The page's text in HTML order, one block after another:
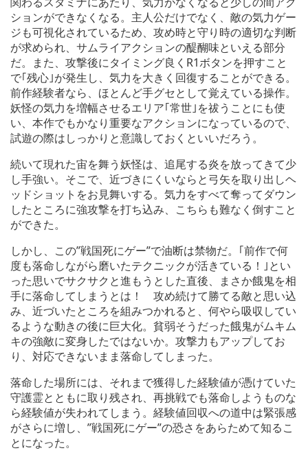
ションができなくなる。主人公だけでなく、敵の気力ゲー
ジも可視化されているため、攻め時と守り時の適切な判断
が求められ、サムライアクションの醍醐味といえる部分
だ。また、攻撃後にタイミング良くR1ボタンを押すこと
で｢残心｣が発生し、気力を大きく回復することができる。
前作経験者なら、ほとんど手グセとして覚えている操作。
妖怪の気力を増幅させるエリア｢常世｣を祓うことにも使
い、本作でもかなり重要なアクションになっているので、
試遊の際はしっかりと意識しておくといいだろう。
続いて現れた宙を舞う妖怪は、追尾する炎を放ってきて少
し手強い。そこで、近づきにくいならと弓矢を取り出しヘ
ッドショットをお見舞いする。気力をすべて奪ってダウン
したところに強攻撃を打ち込み、こちらも難なく倒すこと
ができた。
しかし、この”戦国死にゲー”で油断は禁物だ。｢前作で何
度も落命しながら磨いたテクニックが活きている！｣とい
った思いでサクサクと進もうとした直後、まさか餓鬼を相
手に落命してしまうとは！ 攻め続けて勝てる敵と思い込
み、近づいたところを組みつかれると、何やら吸収してい
るような動きの後に巨大化。貧弱そうだった餓鬼がムキム
キの強敵に変身したではないか。攻撃力もアップしてお
り、対応できないまま落命してしまった。
落命した場所には、それまで獲得した経験値が憑けていた
守護霊とともに取り残され、再挑戦でも落命しようものな
ら経験値が失われてしまう。経験値回収への道中は緊張感
がさらに増し、”戦国死にゲー”の恐さをあらためて知るこ
とになった。